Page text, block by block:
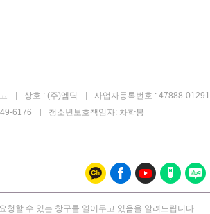
상호 : (주)엠딕
사업자등록번호 : 47888-01291
6176
청소년보호책임자: 차학봉
청할 수 있는 창구를 열어두고 있음을 알려드립니다.